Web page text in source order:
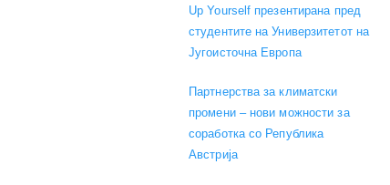
Up Yourself презентирана пред
студентите на Универзитетот на
Југоисточна Европа
Партнерства за климатски
промени – нови можности за
соработка со Република
Австрија